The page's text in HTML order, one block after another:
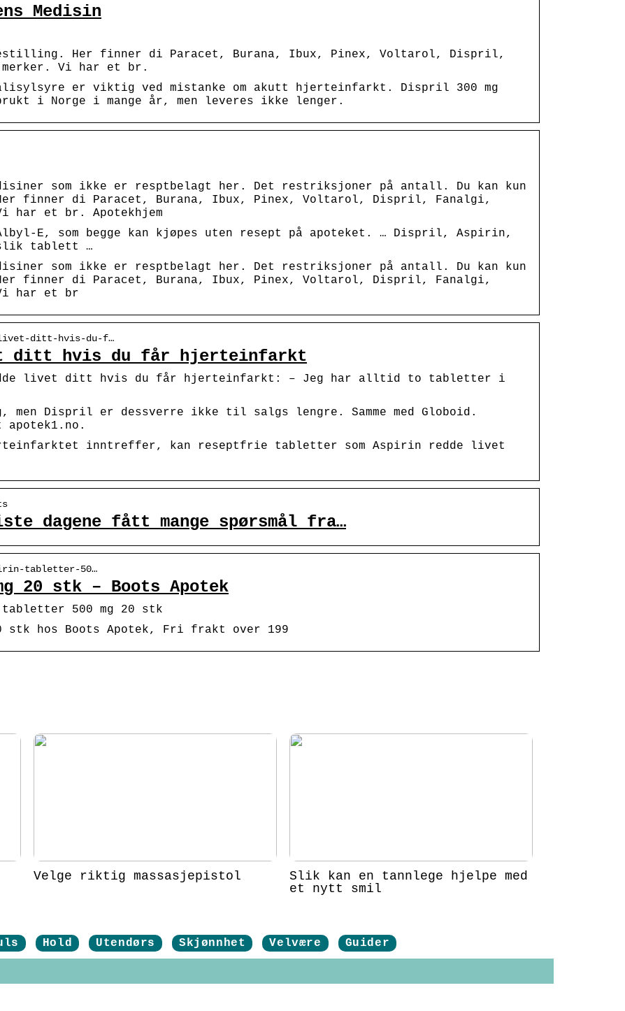
Medisin
bestilling. Her finner di Paracet, Burana, Ibux, Pinex, Voltarol, Dispril,
merker. Vi har et br.
er viktig ved mistanke om akutt hjerteinfarkt. Dispril 300 mg
i Norge i mange år, men leveres ikke lenger.
som ikke er resptbelagt her. Det restriksjoner på antall. Du kan kun
finner di Paracet, Burana, Ibux, Pinex, Voltarol, Dispril, Fanalgi,
har et br. Apotekhjem
E, som begge kan kjøpes uten resept på apoteket. … Dispril, Aspirin,
tablett …
som ikke er resptbelagt her. Det restriksjoner på antall. Du kan kun
finner di Paracet, Burana, Ibux, Pinex, Voltarol, Dispril, Fanalgi,
Vi har et br
livet-ditt-hvis-du-f…
ditt hvis du får hjerteinfarkt
livet ditt hvis du får hjerteinfarkt: – Jeg har alltid to tabletter i
Dispril er dessverre ikke til salgs lengre. Samme med Globoid.
inntreffer, kan reseptfrie tabletter som Aspirin redde livet
dagene fått mange spørsmål fra…
tabletter-50…
20 stk – Boots Apotek
500 mg 20 stk
stk hos Boots Apotek, Fri frakt over 199
Velge riktig massasjepistol
Slik kan en tannlege hjelpe med
et nytt smil
Hold Utendørs Skjønnhet Velvære Guider